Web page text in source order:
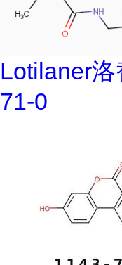
Lotilaner
71-0